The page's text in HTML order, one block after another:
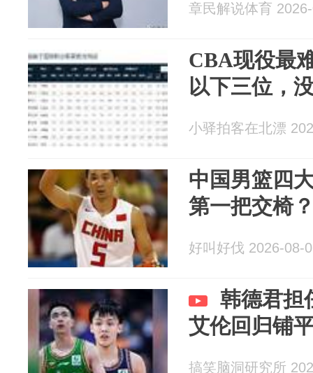
章民解说体育
CBA现役最
以下三位，
小驿拍客在北漂
中国男篮四
第一把交椅
好叫好伐 2026-08-
韩德君担
艾伦回归铺
搞笑脑洞研究所